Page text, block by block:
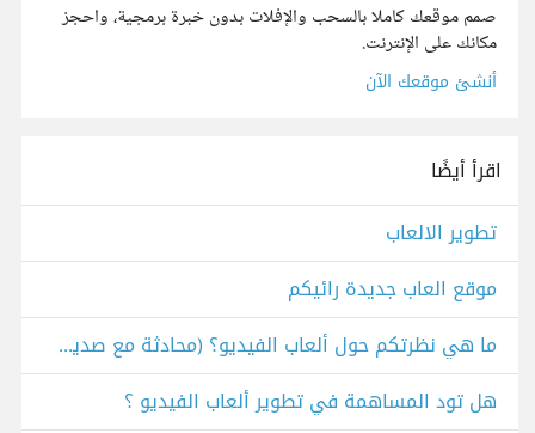
صمم موقعك كاملا بالسحب والإفلات بدون خبرة برمجية، واحجز
مكانك على الإنترنت.
أنشئ موقعك الآن
اقرأ أيضًا
تطوير الالعاب
موقع العاب جديدة رائيكم
ما هي نظرتكم حول ألعاب الفيديو؟ (محادثة مع صديق أبي)
هل تود المساهمة في تطوير ألعاب الفيديو ؟